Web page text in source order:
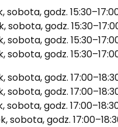
godz.
godz.
godz.
godz.
godz.
godz.
godz.
godz.